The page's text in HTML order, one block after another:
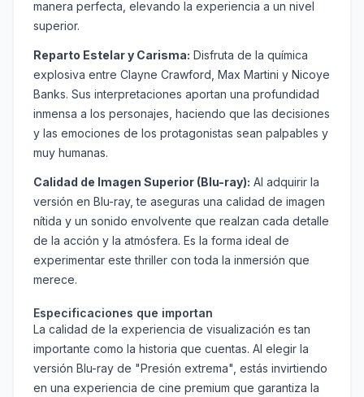
manera perfecta, elevando la experiencia a un nivel
superior.
Reparto Estelar y Carisma: Disfruta de la química
explosiva entre Clayne Crawford, Max Martini y Nicoye
Banks. Sus interpretaciones aportan una profundidad
inmensa a los personajes, haciendo que las decisiones
y las emociones de los protagonistas sean palpables y
muy humanas.
Calidad de Imagen Superior (Blu-ray): Al adquirir la
versión en Blu-ray, te aseguras una calidad de imagen
nítida y un sonido envolvente que realzan cada detalle
de la acción y la atmósfera. Es la forma ideal de
experimentar este thriller con toda la inmersión que
merece.
Especificaciones que importan
La calidad de la experiencia de visualización es tan
importante como la historia que cuentas. Al elegir la
versión Blu-ray de "Presión extrema", estás invirtiendo
en una experiencia de cine premium que garantiza la